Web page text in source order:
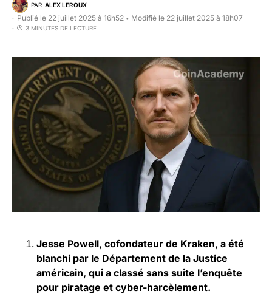
PAR ALEX LEROUX
Publié le 22 juillet 2025 à 16h52 • Modifié le 22 juillet 2025 à 18h07
3 MINUTES DE LECTURE
Jesse Powell, cofondateur de Kraken, a été
blanchi par le Département de la Justice
américain, qui a classé sans suite l’enquête
pour piratage et cyber-harcèlement.